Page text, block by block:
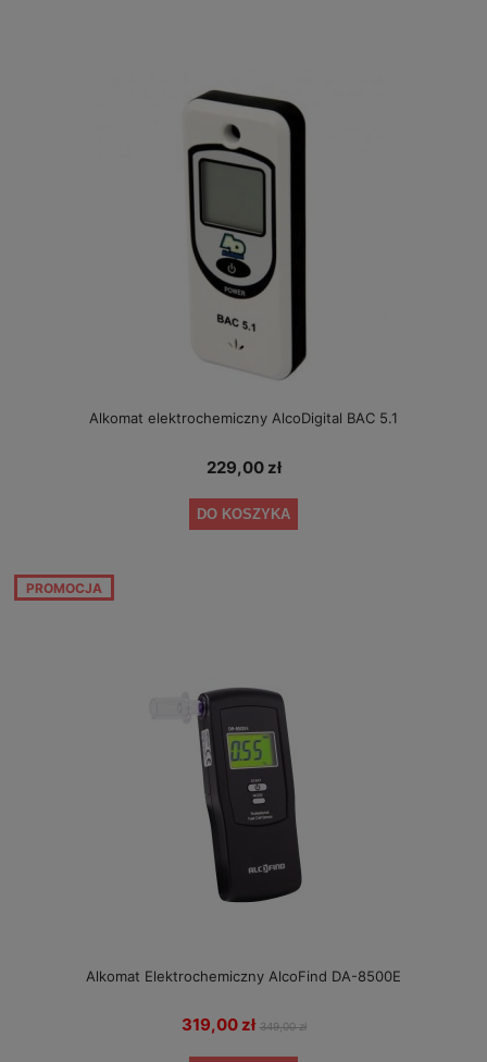
Alkomat elektrochemiczny AlcoDigital BAC 5.1
229,00 zł
DO KOSZYKA
Alkomat Elektrochemiczny AlcoFind DA-8500E
319,00 zł 349,00 zł
PROMOCJA